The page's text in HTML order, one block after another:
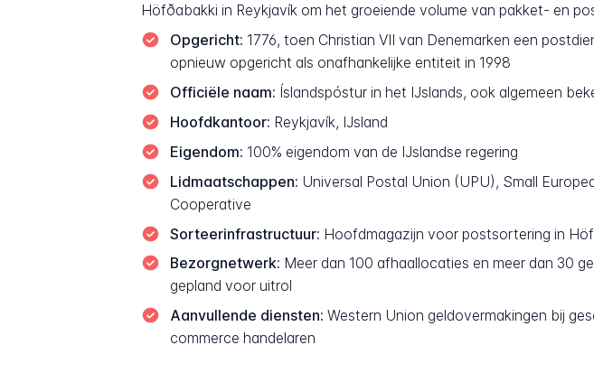
Höfðabakki in Reykjavík om het groeiende volume van pakket- en
Opgericht: 1776, toen Christian VII van Denemarken een
opnieuw opgericht als onafhankelijke entiteit in 1998
Officiële naam: Íslandspóstur in het IJslands, ook algemeen
Hoofdkantoor: Reykjavík, IJsland
Eigendom: 100% eigendom van de IJslandse regering
Lidmaatschappen: Universal Postal Union (UPU), Small
Cooperative
Sorteerinfrastructuur: Hoofdmagazijn voor postsortering in
Bezorgnetwerk: Meer dan 100 afhaallocaties en meer dan 30
gepland voor uitrol
Aanvullende diensten: Western Union geldovermakingen bij
commerce handelaren